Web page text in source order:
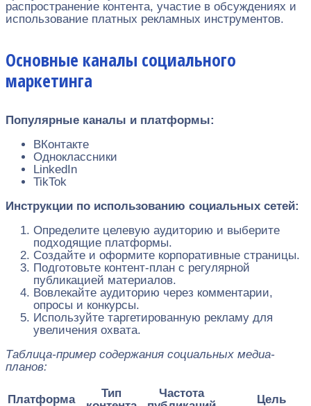
распространение контента, участие в обсуждениях и
использование платных рекламных инструментов.
Основные каналы социального
маркетинга
Популярные каналы и платформы:
ВКонтакте
Одноклассники
LinkedIn
TikTok
Инструкции по использованию социальных сетей:
Определите целевую аудиторию и выберите
подходящие платформы.
Создайте и оформите корпоративные страницы.
Подготовьте контент-план с регулярной
публикацией материалов.
Вовлекайте аудиторию через комментарии,
опросы и конкурсы.
Используйте таргетированную рекламу для
увеличения охвата.
Таблица-пример содержания социальных медиа-
планов:
Платформа
Тип
Частота
Цель